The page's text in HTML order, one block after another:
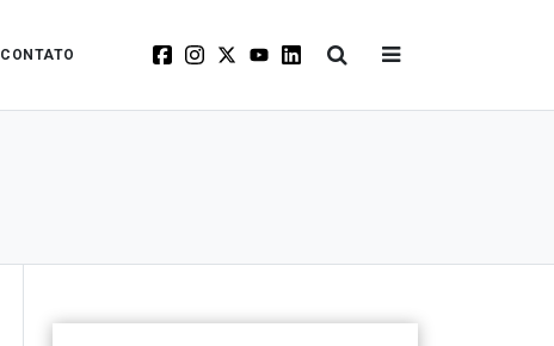
CONTATO